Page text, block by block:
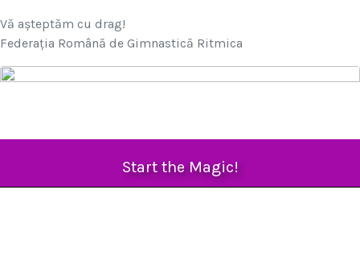
Vă așteptăm cu drag!
Federația Română de Gimnastică Ritmica
Start the Magic!